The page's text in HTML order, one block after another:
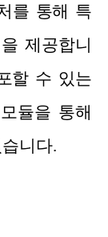
를 통해 특
제공합니
할 수 있는
듈을 통해
니다.